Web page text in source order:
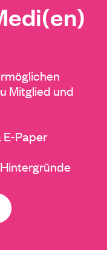
Mitglied und
E-Paper